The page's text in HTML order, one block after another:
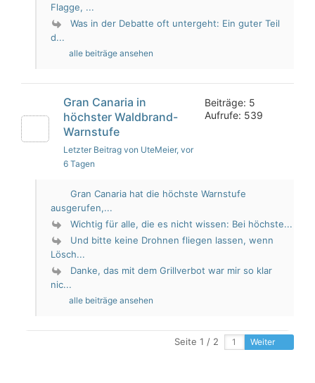
Flagge, ...
Was in der Debatte oft untergeht: Ein guter Teil
d...
alle beiträge ansehen
Gran Canaria in
höchster Waldbrand-
Warnstufe
Letzter Beitrag von UteMeier, vor
6 Tagen
Beiträge: 5
Aufrufe: 539
Gran Canaria hat die höchste Warnstufe
ausgerufen,...
Wichtig für alle, die es nicht wissen: Bei höchste...
Und bitte keine Drohnen fliegen lassen, wenn
Lösch...
Danke, das mit dem Grillverbot war mir so klar
nic...
alle beiträge ansehen
Seite 1 / 2 Weiter